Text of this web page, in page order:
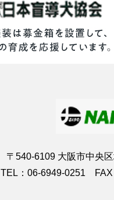
〒540-6109 大阪市中央
TEL：06-6949-0251